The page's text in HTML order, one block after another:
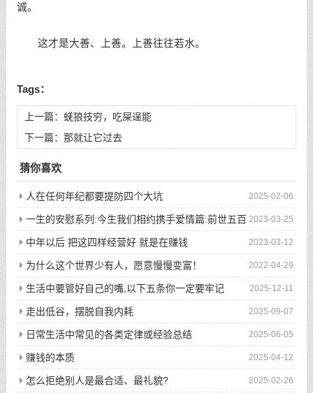
诚。
这才是大善、上善。上善往往若水。
Tags：
上一篇： 蜣狼技穷，吃屎逞能
下一篇： 那就让它过去
猜你喜欢
2025-02-06
人在任何年纪都要提防四个大坑
2023-03-25
一生的安慰系列:今生我们相约携手爱情篇:前世五百
次的回眸才换来今生的相遇
2023-03-12
中年以后 把这四样经营好 就是在赚钱
2022-04-29
为什么这个世界少有人，愿意慢慢变富！
2025-12-11
生活中要管好自己的嘴,以下五条你一定要牢记
2025-09-07
走出低谷，摆脱自我内耗
2025-06-05
日常生活中常见的各类定律或经验总结
2025-04-12
赚钱的本质
2025-02-26
怎么拒绝别人是最合适、最礼貌?